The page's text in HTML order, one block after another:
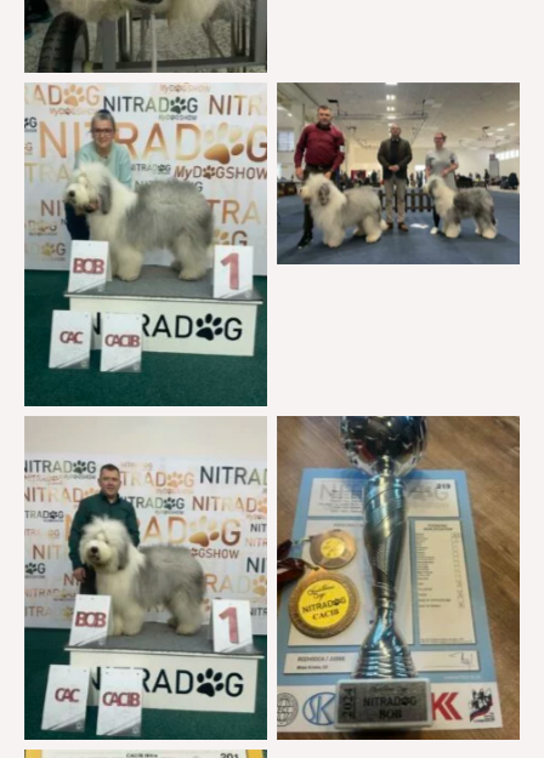
Brak podpisu
Brak podpisu
Brak podpisu Brak podpisu